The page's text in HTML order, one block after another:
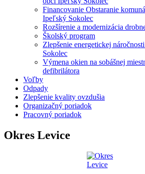
Financovanie Obstaranie
Ipeľský Sokolec
Rozšírenie a modernizácia
Školský program
Zlepšenie energetickej
Sokolec
Výmena okien na sobášnej
defibrilátora
Voľby
Odpady
Zlepšenie kvality ovzdušia
Organizačný poriadok
Pracovný poriadok
Okres Levice